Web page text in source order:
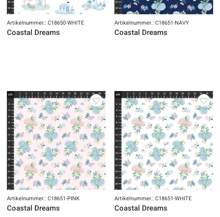
Artikelnummer.: C18650-WHITE
Coastal Dreams
Artikelnummer.: C18651-NAVY
Coastal Dreams
Artikelnummer.: C18651-PINK
Coastal Dreams
Artikelnummer.: C18651-WHITE
Coastal Dreams